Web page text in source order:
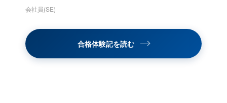
会社員(SE)
合格体験記を読む